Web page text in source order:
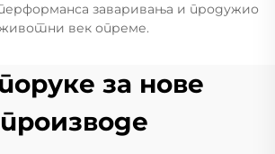
заваривања и продужио
век опреме.
за нове
производе